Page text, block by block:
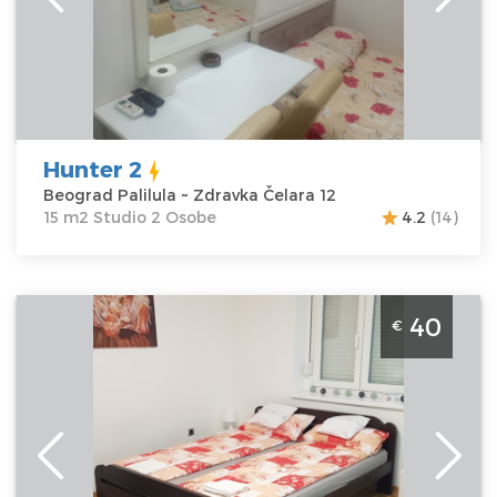
Čelara 12
Struktura :
Studio
Hunter 2
Beograd Palilula ~ Zdravka Čelara 12
15 m2 Studio 2 Osobe
4.2 (14)
Studio Apartman Flowers 1 Beograd Savski Venac, studio
apartman, velicine 25m2 na odlicnoj lokaciji
Savski Venac
Adresa:
Vojvode
Milenka 41
Gosti:2
Kvadratura :
25
m2
Struktura :
€ 40